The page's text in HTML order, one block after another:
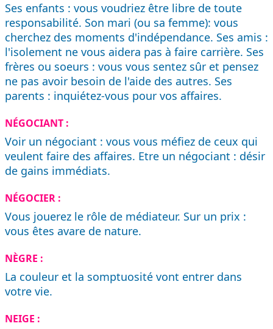
Ses enfants : vous voudriez être libre de toute
responsabilité. Son mari (ou sa femme): vous
cherchez des moments d'indépendance. Ses amis :
l'isolement ne vous aidera pas à faire carrière. Ses
frères ou soeurs : vous vous sentez sûr et pensez
ne pas avoir besoin de l'aide des autres. Ses
parents : inquiétez-vous pour vos affaires.
NÉGOCIANT :
Voir un négociant : vous vous méfiez de ceux qui
veulent faire des affaires. Etre un négociant : désir
de gains immédiats.
NÉGOCIER :
Vous jouerez le rôle de médiateur. Sur un prix :
vous êtes avare de nature.
NÈGRE :
La couleur et la somptuosité vont entrer dans
votre vie.
NEIGE :